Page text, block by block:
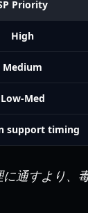
Priority
High
Medium
Low-Med
support timing
通すより、